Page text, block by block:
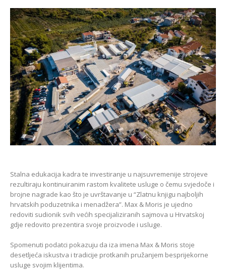
Stalna edukacija kadra te investiranje u najsuvremenije strojeve
rezultiraju kontinuiranim rastom kvalitete usluge o čemu svjedoče i
brojne nagrade kao što je uvrštavanje u “Zlatnu knjigu najboljih
hrvatskih poduzetnika i menadžera”. Max & Moris je ujedno
redoviti sudionik svih većih specijaliziranih sajmova u Hrvatskoj
gdje redovito prezentira svoje proizvode i usluge.
Spomenuti podatci pokazuju da iza imena Max & Moris stoje
desetljeća iskustva i tradicije protkanih pružanjem besprijekorne
usluge svojim klijentima.